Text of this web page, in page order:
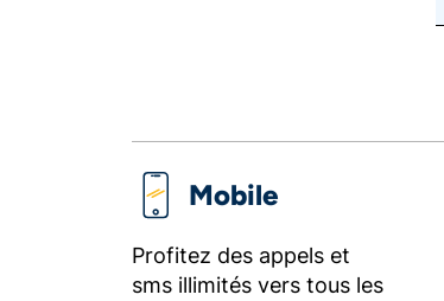
Mobile
Profitez des appels et
sms illimités vers tous les